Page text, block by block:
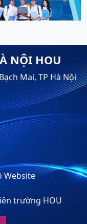
NỘI HOU
Mai, TP Hà Nội
Website
trường HOU